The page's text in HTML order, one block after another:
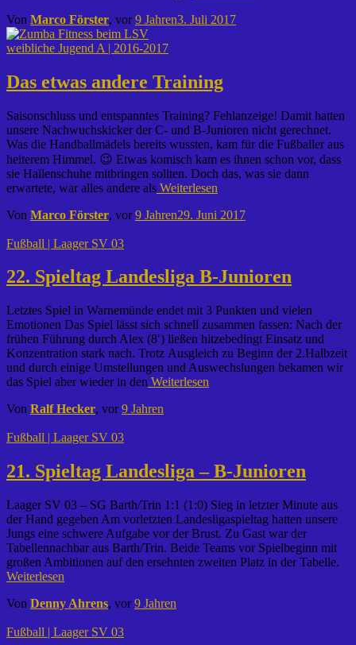
Von Marco Förster, vor9 Jahren3. Juli 2017
weibliche Jugend A | 2016-2017
Das etwas andere Training
Saisonschluss und entspanntes Training? Fehlanzeige! Damit hatten
unsere Nachwuchskicker der C- und B-Junioren nicht gerechnet.
Was die Handballmädels bereits wussten, kam für die Fußballer aus
heiterem Himmel. 😉 Etwas komisch kam es ihnen schon vor, dass
sie Hallenschuhe mitbringen sollten. Doch das, was sie dann
erwartete, war alles andere als Weiterlesen
Von Marco Förster, vor9 Jahren29. Juni 2017
Fußball | Laager SV 03
22. Spieltag Landesliga B-Junioren
Letztes Spiel in Warnemünde endet mit 3 Punkten und vielen
Emotionen Das Spiel lässt sich schnell zusammen fassen: Nach der
frühen Führung durch Alex (8′) ließen hitzebedingt Einsatz und
Konzentration stark nach. Trotz Ausgleich zu Beginn der 2.Halbzeit
und durch einige Umstellungen und Auswechslungen bekamen wir
das Spiel aber wieder in den Weiterlesen
Von Ralf Hecker, vor9 Jahren
Fußball | Laager SV 03
21. Spieltag Landesliga – B-Junioren
Laager SV 03 – SG Barth/Trin 1:1 (1:0) Sieg in letzter Minute aus
der Hand gegeben Am vorletzten Landesligaspieltag hatten unsere
Jungs eine schwere Aufgabe vor der Brust. Zu Gast war der
Tabellennachbar aus Barth/Trin. Beide Teams vor Spielbeginn mit
großen Ambitionen auf den ersehnten zweiten Platz in der Tabelle.
Weiterlesen
Von Denny Ahrens, vor9 Jahren
Fußball | Laager SV 03